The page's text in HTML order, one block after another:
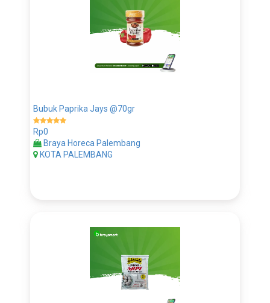
Bubuk Paprika Jays @70gr
Rp0
Braya Horeca Palembang
KOTA PALEMBANG